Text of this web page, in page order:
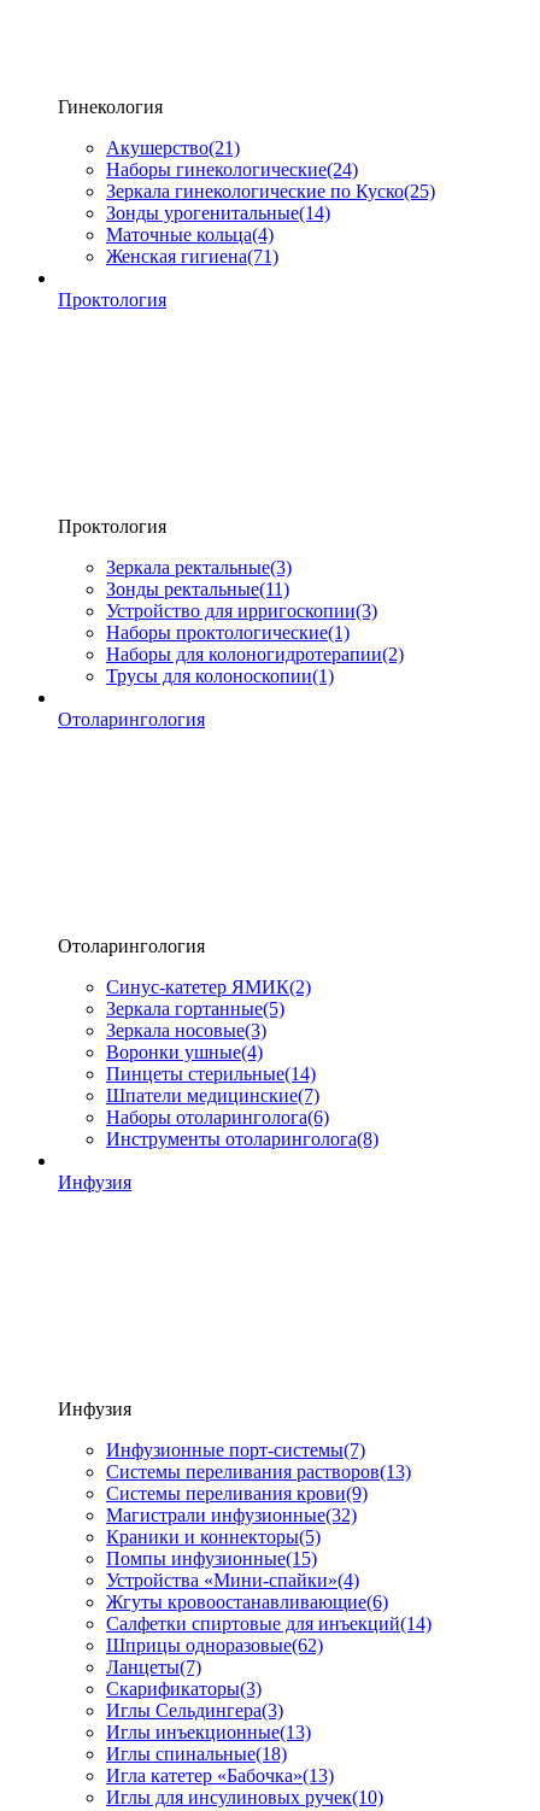
Гинекология
Акушерство(21)
Наборы гинекологические(24)
Зеркала гинекологические по Куско(25)
Зонды урогенитальные(14)
Маточные кольца(4)
Женская гигиена(71)
Проктология
Проктология
Зеркала ректальные(3)
Зонды ректальные(11)
Устройство для ирригоскопии(3)
Наборы проктологические(1)
Наборы для колоногидротерапии(2)
Трусы для колоноскопии(1)
Отоларингология
Отоларингология
Синус-катетер ЯМИК(2)
Зеркала гортанные(5)
Зеркала носовые(3)
Воронки ушные(4)
Пинцеты стерильные(14)
Шпатели медицинские(7)
Наборы отоларинголога(6)
Инструменты отоларинголога(8)
Инфузия
Инфузия
Инфузионные порт-системы(7)
Системы переливания растворов(13)
Системы переливания крови(9)
Магистрали инфузионные(32)
Краники и коннекторы(5)
Помпы инфузионные(15)
Устройства «Мини-спайки»(4)
Жгуты кровоостанавливающие(6)
Салфетки спиртовые для инъекций(14)
Шприцы одноразовые(62)
Ланцеты(7)
Скарификаторы(3)
Иглы Сельдингера(3)
Иглы инъекционные(13)
Иглы спинальные(18)
Игла катетер «Бабочка»(13)
Иглы для инсулиновых ручек(10)